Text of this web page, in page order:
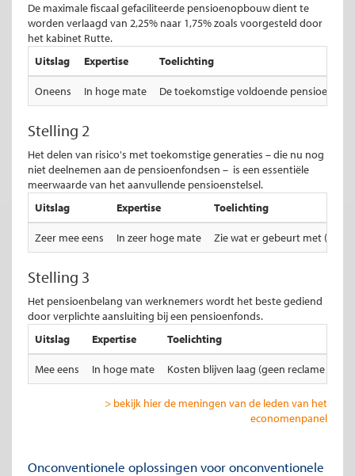
De maximale fiscaal gefaciliteerde pensioenopbouw dient te
worden verlaagd van 2,25% naar 1,75% zoals voorgesteld door
het kabinet Rutte.
Uitslag
Expertise Toelichting
Oneens In hoge mate De toekomstige voldoende
Stelling 2
Het delen van risico's met toekomstige generaties – die nu nog
niet deelnemen aan de pensioenfondsen – is een essentiële
meerwaarde van het aanvullende pensioenstelsel.
Uitslag
Expertise Toelichting
Zeer mee eens In zeer hoge mate Zie wat er gebeurt met
Stelling 3
Het pensioenbelang van werknemers wordt het beste gediend
door verplichte aansluiting bij een pensioenfonds.
Uitslag
Expertise Toelichting
Mee eens In hoge mate Kosten blijven laag (geen reclame
> bekijk hier de meningen van de leden van het
economenpanel
Onconventionele oplossingen voor onconventionele